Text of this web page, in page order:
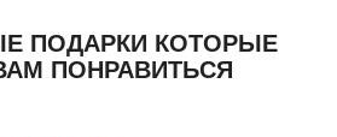
ПОДАРКИ КОТОРЫЕ
ПОНРАВИТЬСЯ